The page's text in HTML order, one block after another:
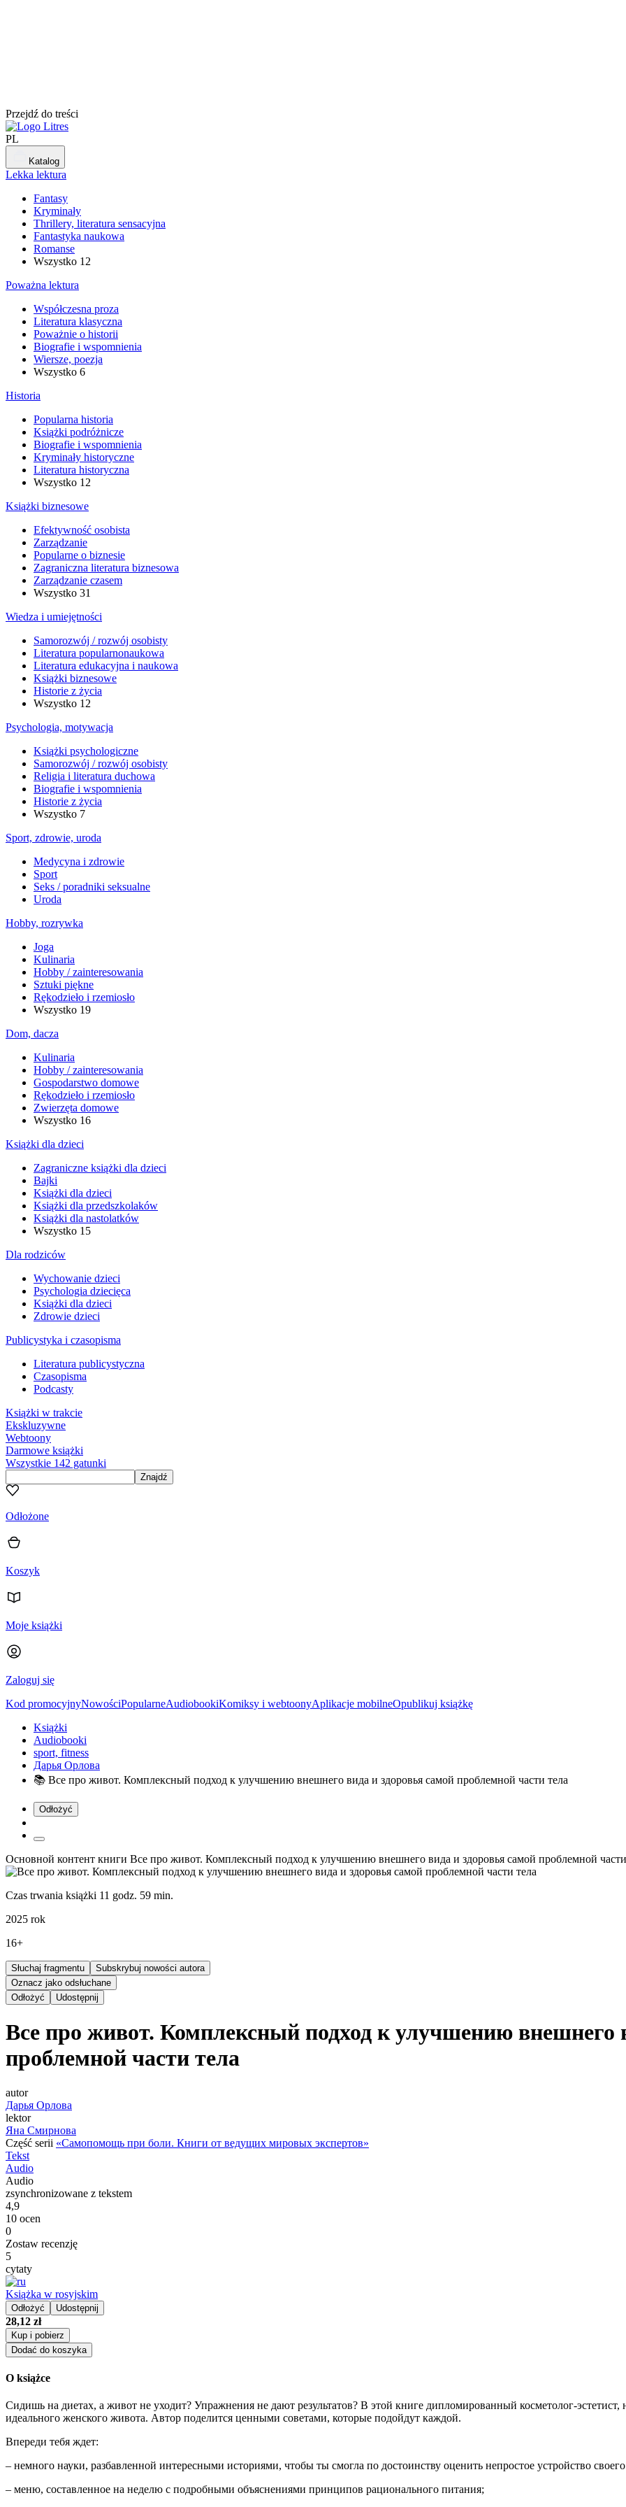
Przejdź do treści
PL
Katalog
Lekka lektura
Fantasy
Kryminały
Thrillery, literatura sensacyjna
Fantastyka naukowa
Romanse
Wszystko 12
Poważna lektura
Współczesna proza
Literatura klasyczna
Poważnie o historii
Biografie i wspomnienia
Wiersze, poezja
Wszystko 6
Historia
Popularna historia
Książki podróżnicze
Biografie i wspomnienia
Kryminały historyczne
Literatura historyczna
Wszystko 12
Książki biznesowe
Efektywność osobista
Zarządzanie
Popularne o biznesie
Zagraniczna literatura biznesowa
Zarządzanie czasem
Wszystko 31
Wiedza i umiejętności
Samorozwój / rozwój osobisty
Literatura popularnonaukowa
Literatura edukacyjna i naukowa
Książki biznesowe
Historie z życia
Wszystko 12
Psychologia, motywacja
Książki psychologiczne
Samorozwój / rozwój osobisty
Religia i literatura duchowa
Biografie i wspomnienia
Historie z życia
Wszystko 7
Sport, zdrowie, uroda
Medycyna i zdrowie
Sport
Seks / poradniki seksualne
Uroda
Hobby, rozrywka
Joga
Kulinaria
Hobby / zainteresowania
Sztuki piękne
Rękodzieło i rzemiosło
Wszystko 19
Dom, dacza
Kulinaria
Hobby / zainteresowania
Gospodarstwo domowe
Rękodzieło i rzemiosło
Zwierzęta domowe
Wszystko 16
Książki dla dzieci
Zagraniczne książki dla dzieci
Bajki
Książki dla dzieci
Książki dla przedszkolaków
Książki dla nastolatków
Wszystko 15
Dla rodziców
Wychowanie dzieci
Psychologia dziecięca
Książki dla dzieci
Zdrowie dzieci
Publicystyka i czasopisma
Literatura publicystyczna
Czasopisma
Podcasty
Książki w trakcie
Ekskluzywne
Webtoony
Darmowe książki
Wszystkie 142 gatunki
Znajdź
Odłożone
Koszyk
Moje książki
Zaloguj się
Kod promocyjnyNowościPopularneAudiobookiKomiksy i webtoonyAplikacje mobilneOpublikuj książkę
Książki
Audiobooki
sport, fitness
Дарья Орлова
📚 Все про живот. Комплексный подход к улучшению внешнего вида и здоровья самой проблемной части тела
Odłożyć
Основной контент книги Все про живот. Комплексный подход к улучшению внешнего вида и здоровья самой проблемной
Czas trwania książki 11 godz. 59 min.
2025 rok
16+
Słuchaj fragmentu
Subskrybuj nowości autora
Oznacz jako odsłuchane
Odłożyć
Udostępnij
Все про живот. Комплексный подход к улучшению внешнего
проблемной части тела
autor
Дарья Орлова
lektor
Яна Смирнова
Część serii «Самопомощь при боли. Книги от ведущих мировых экспертов»
Tekst
Audio
Audio
zsynchronizowane z tekstem
4,9
10 ocen
0
Zostaw recenzję
5
cytaty
Książka w rosyjskim
Odłożyć Udostępnij
28,12 zł
Kup i pobierz
Dodać do koszyka
O książce
Сидишь на диетах, а живот не уходит? Упражнения не дают результатов? В этой книге дипломированный косметолог-эстетист,
идеального женского живота. Автор поделится ценными советами, которые подойдут каждой.
Впереди тебя ждет:
– немного науки, разбавленной интересными историями, чтобы ты смогла по достоинству оценить непростое устройство
– меню, составленное на неделю с подробными объяснениями принципов рационального питания;